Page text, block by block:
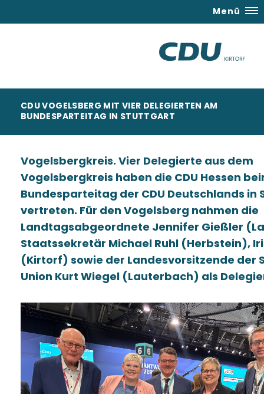
Menü
CDU VOGELSBERG MIT VIER DELEGIERTEN AM
BUNDESPARTEITAG IN STUTTGART
Vogelsbergkreis. Vier Delegierte aus dem
Vogelsbergkreis haben die CDU Hessen
Bundesparteitag der CDU Deutschlands in
vertreten. Für den Vogelsberg nahmen die
Landtagsabgeordnete Jennifer Gießler
Staatssekretär Michael Ruhl (Herbstein),
(Kirtorf) sowie der Landesvorsitzende der
Union Kurt Wiegel (Lauterbach) als